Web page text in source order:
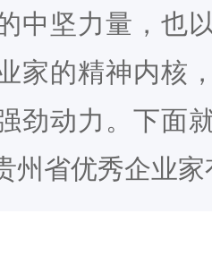
中坚力量，也
家的精神内核
劲动力。下面
州省优秀企业